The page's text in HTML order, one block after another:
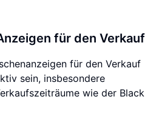
für den Verkauf
für den Verkauf
sein, insbesondere
wie der Black